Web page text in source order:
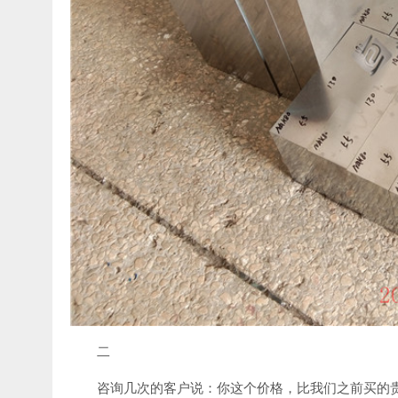
二
咨询几次的客户说：你这个价格，比我们之前买的